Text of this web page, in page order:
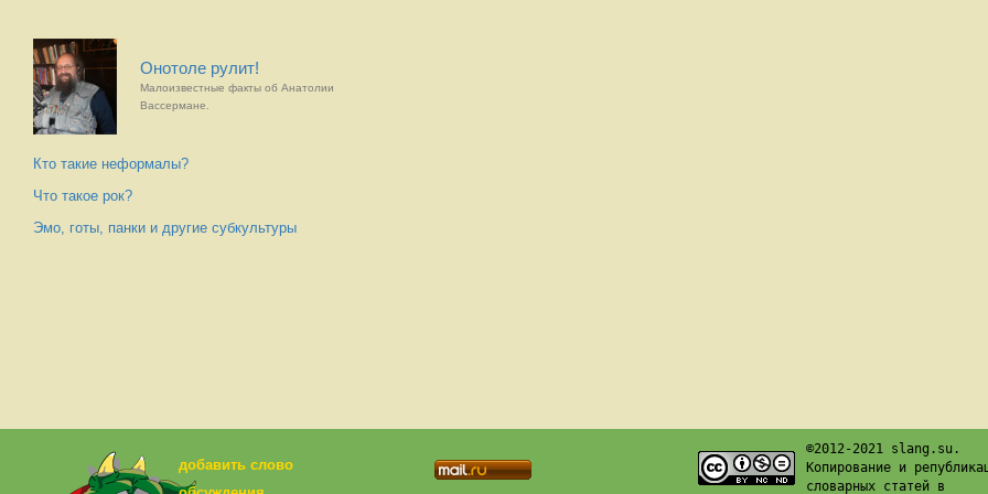
Онотоле рулит!
Малоизвестные факты об Анатолии
Вассермане.
Кто такие неформалы?
Что такое рок?
Эмо, готы, панки и другие субкультуры
добавить слово
©2012-2021 slang.su.
Копирование и
словарных статей в